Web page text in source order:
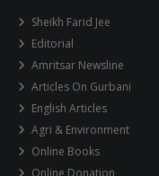
Sheikh Farid Jee
Editorial
Amritsar Newsline
Articles On Gurbani
English Articles
Agri & Environment
Online Books
Online Donation